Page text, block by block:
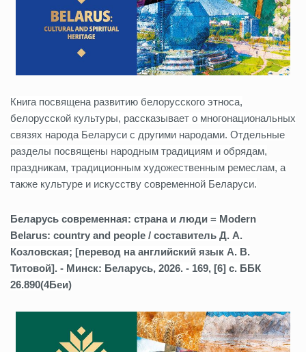
Книга посвящена развитию белорусского этноса,
белорусской культуры, рассказывает о многонациональных
связях народа Беларуси с другими народами. Отдельные
разделы посвящены народным традициям и обрядам,
праздникам, традиционным художественным ремеслам, а
также культуре и искусству современной Беларуси.
Беларусь современная: страна и люди = Modern
Belarus: country and people / составитель Д. А.
Козловская; [перевод на английский язык А. В.
Титовой]. - Минск: Беларусь, 2026. - 169, [6] с. ББК
26.890(4Беи)